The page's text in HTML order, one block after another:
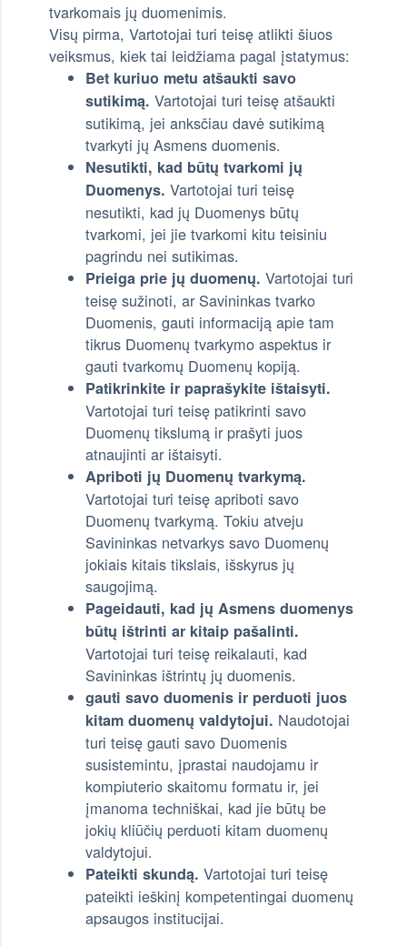
tvarkomais jų duomenimis.
Visų pirma, Vartotojai turi teisę atlikti šiuos
veiksmus, kiek tai leidžiama pagal įstatymus:
Bet kuriuo metu atšaukti savo
sutikimą. Vartotojai turi teisę atšaukti
sutikimą, jei anksčiau davė sutikimą
tvarkyti jų Asmens duomenis.
Nesutikti, kad būtų tvarkomi jų
Duomenys. Vartotojai turi teisę
nesutikti, kad jų Duomenys būtų
tvarkomi, jei jie tvarkomi kitu teisiniu
pagrindu nei sutikimas.
Prieiga prie jų duomenų. Vartotojai turi
teisę sužinoti, ar Savininkas tvarko
Duomenis, gauti informaciją apie tam
tikrus Duomenų tvarkymo aspektus ir
gauti tvarkomų Duomenų kopiją.
Patikrinkite ir paprašykite ištaisyti.
Vartotojai turi teisę patikrinti savo
Duomenų tikslumą ir prašyti juos
atnaujinti ar ištaisyti.
Apriboti jų Duomenų tvarkymą.
Vartotojai turi teisę apriboti savo
Duomenų tvarkymą. Tokiu atveju
Savininkas netvarkys savo Duomenų
jokiais kitais tikslais, išskyrus jų
saugojimą.
Pageidauti, kad jų Asmens duomenys
būtų ištrinti ar kitaip pašalinti.
Vartotojai turi teisę reikalauti, kad
Savininkas ištrintų jų duomenis.
gauti savo duomenis ir perduoti juos
kitam duomenų valdytojui. Naudotojai
turi teisę gauti savo Duomenis
susistemintu, įprastai naudojamu ir
kompiuterio skaitomu formatu ir, jei
įmanoma techniškai, kad jie būtų be
jokių kliūčių perduoti kitam duomenų
valdytojui.
Pateikti skundą. Vartotojai turi teisę
pateikti ieškinį kompetentingai duomenų
apsaugos institucijai.